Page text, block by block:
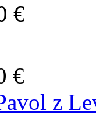
€
€
z